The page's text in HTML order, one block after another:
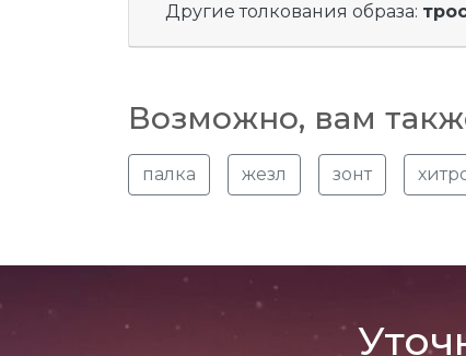
Другие толкования образа:
Возможно, вам
палка жезл зонт